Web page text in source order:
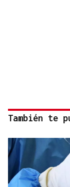
También te